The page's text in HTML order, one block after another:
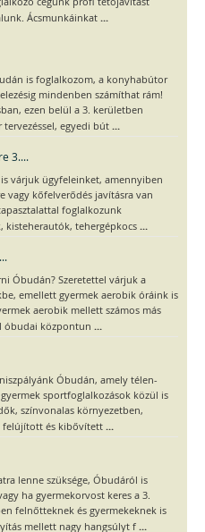
Ácsmunkáinkat ...
is foglalkozom, a konyhabútor
mindenben számíthat rám!
ezen belül a 3. kerületben
egyedi bút ...
3....
várjuk ügyfeleinket, amennyiben
vagy kőfelverődés javításra van
foglalkozunk
kisteherautók, tehergépkocs ...
Óbudán? Szeretettel várjuk a
emellett gyermek aerobik óráink is
aerobik mellett számos más
óbudai központun ...
Óbudán, amely télen-
sportfoglalkozások közül is
színvonalas környezetben,
felújított és kibővített ...
lenne szüksége, Óbudáról is
ha gyermekorvost keres a 3.
felnőtteknek és gyermekeknek is
mellett nagy hangsúlyt f ...